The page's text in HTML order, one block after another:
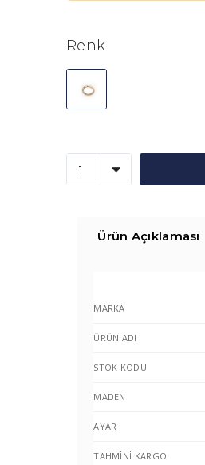
Renk
Ürün Açıklaması
MARKA
ÜRÜN ADI
STOK KODU
MADEN
AYAR
TAHMINI KARGO